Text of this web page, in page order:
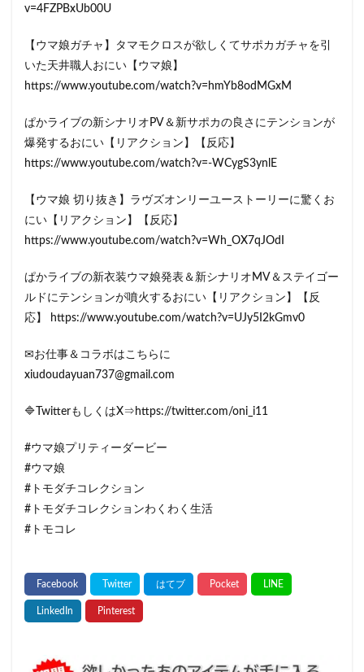
v=4FZPBxUb00U
【ウマ娘ガチャ】タマモクロスが欲しくてサポカガチャを引
いた天井職人おにい【ウマ娘】
https://www.youtube.com/watch?v=hmYb8odMGxM
ぱかライブの新シナリオPV＆新サポカの良さにテンションが
爆発するおにい【リアクション】【反応】
https://www.youtube.com/watch?v=-WCygS3ynlE
【ウマ娘 切り抜き】ラヴズオンリーユーストーリーに驚くお
にい【リアクション】【反応】
https://www.youtube.com/watch?v=Wh_OX7qJOdI
ぱかライブの新衣装ウマ娘発表＆新シナリオMV＆ステイゴー
ルドにテンションが噴火するおにい【リアクション】【反
応】 https://www.youtube.com/watch?v=UJy5I2kGmv0
✉お仕事＆コラボはこちらに
xiudoudayuan737@gmail.com
🔷TwitterもしくはX⇒https://twitter.com/oni_i11
#ウマ娘プリティーダービー
#ウマ娘
#トモダチコレクション
#トモダチコレクションわくわく生活
#トモコレ